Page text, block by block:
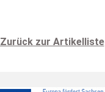
Zurück zur Artikelliste